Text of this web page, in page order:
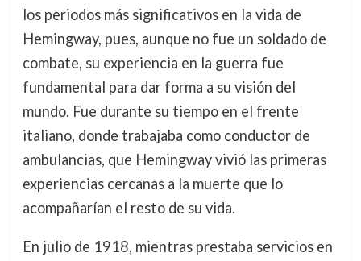
los periodos más significativos en la vida de
Hemingway, pues, aunque no fue un soldado de
combate, su experiencia en la guerra fue
fundamental para dar forma a su visión del
mundo. Fue durante su tiempo en el frente
italiano, donde trabajaba como conductor de
ambulancias, que Hemingway vivió las primeras
experiencias cercanas a la muerte que lo
acompañarían el resto de su vida.
En julio de 1918, mientras prestaba servicios en